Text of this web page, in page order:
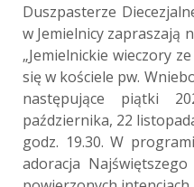
Duszpasterze
w Jemielnicy zapraszają
„Jemielnickie wieczory
się w kościele pw.
następujące piątki
października, 22
godz. 19.30. W
adoracja